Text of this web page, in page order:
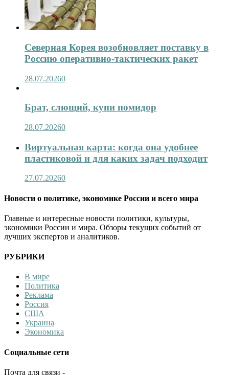
Северная Корея возобновляет поставку в
Россию оперативно-тактических ракет
28.07.20260
Брат, слющий, купи помидор
28.07.20260
Виртуальная карта: когда она удобнее
пластиковой и для каких задач подходит
27.07.20260
Новости о политике, экономике России и всего мира
Главные и интересные новости политики, культуры,
экономики России и мира. Обзоры текущих событий от
лучших экспертов и аналитиков.
РУБРИКИ
В мире
Политика
Реклама
Россия
США
Украина
Экономика
Социальные сети
Почта для связи -